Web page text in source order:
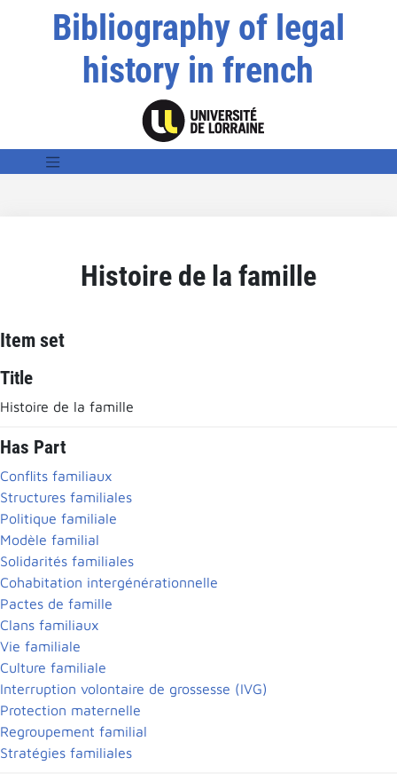
Bibliography of legal
history in french
Histoire de la famille
Item set
Title
Histoire de la famille
Has Part
Conflits familiaux
Structures familiales
Politique familiale
Modèle familial
Solidarités familiales
Cohabitation intergénérationnelle
Pactes de famille
Clans familiaux
Vie familiale
Culture familiale
Interruption volontaire de grossesse (IVG)
Protection maternelle
Regroupement familial
Stratégies familiales